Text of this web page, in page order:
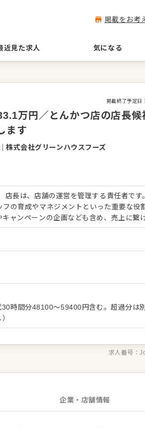
掲載をお考
近見た求人 気になる
掲載終了予定日：
万円／とんかつ店の店長候
ます
｜株式会社グリーンハウスフーズ
店長は、店舗の運営を管理する責任者です
の育成やマネジメントといった重要な役
ャンペーンの企画なども含め、売上に繋げ
お任せしますので、あなたならではのア
理、在庫管理 ・スタッフの育成やマネジ
トしますので、経験に関わらず安心してス
プアップなどめざせます。
時間分48100～59400円含む。超過分は
求人番号：
企業・店舗情報